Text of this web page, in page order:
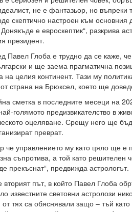
не е фантазьор, но въпреки
скептично настроен към
е евроскептик“, разкрива
президент.
Павел Глоба е трудно да се каже,
и ще заема прагматична
на целия континент. Тази му
страна на Брюксел, което ще
сметка в последните месеци на
голямото предизвикателство в
оцеляване. Срещу него ще
преврат.
че управлението му като цяло ще е
съпротива, а той като
прекъснат“, предвижда астрологът.
вторият път, в който Павел Глоба
известните световни астролози
от тях са обяснявали защо – тъй